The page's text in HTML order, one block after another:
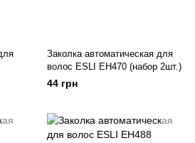
Заколка автоматическая для
волос ESLI EH470 (набор 2шт.)
44 грн